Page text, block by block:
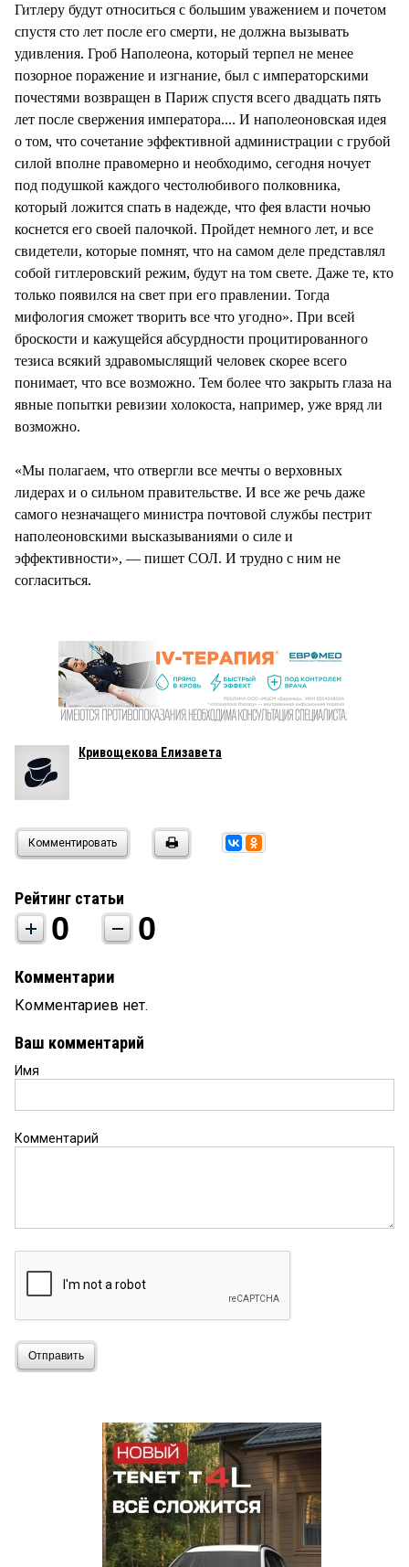
Гитлеру будут относиться с большим уважением и почетом
спустя сто лет после его смерти, не должна вызывать
удивления. Гроб Наполеона, который терпел не менее
позорное поражение и изгнание, был с императорскими
почестями возвращен в Париж спустя всего двадцать пять
лет после свержения императора.... И наполеоновская идея
о том, что сочетание эффективной администрации с грубой
силой вполне правомерно и необходимо, сегодня ночует
под подушкой каждого честолюбивого полковника,
который ложится спать в надежде, что фея власти ночью
коснется его своей палочкой. Пройдет немного лет, и все
свидетели, которые помнят, что на самом деле представлял
собой гитлеровский режим, будут на том свете. Даже те, кто
только появился на свет при его правлении. Тогда
мифология сможет творить все что угодно». При всей
броскости и кажущейся абсурдности процитированного
тезиса всякий здравомыслящий человек скорее всего
понимает, что все возможно. Тем более что закрыть глаза на
явные попытки ревизии холокоста, например, уже вряд ли
возможно.
«Мы полагаем, что отвергли все мечты о верховных
лидерах и о сильном правительстве. И все же речь даже
самого незначащего министра почтовой службы пестрит
наполеоновскими высказываниями о силе и
эффективности», — пишет СОЛ. И трудно с ним не
согласиться.
Кривощекова Елизавета
Комментировать
Рейтинг статьи
0 0
Комментарии
Комментариев нет.
Ваш комментарий
Имя
Комментарий
Отправить